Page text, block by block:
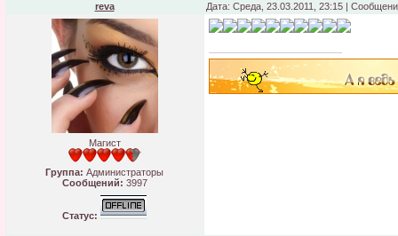
reva Дата: Среда, 23.03.2011, 23:15 |
Магист
Группа: Администраторы
Сообщений: 3997
Статус: